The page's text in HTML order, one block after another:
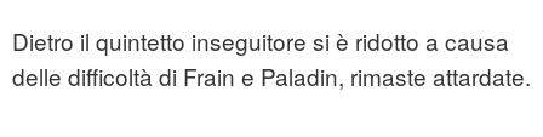
Dietro il quintetto inseguitore si è ridotto a causa
delle difficoltà di Frain e Paladin, rimaste attardate.